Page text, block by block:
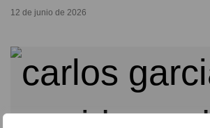
12 de junio de 2026